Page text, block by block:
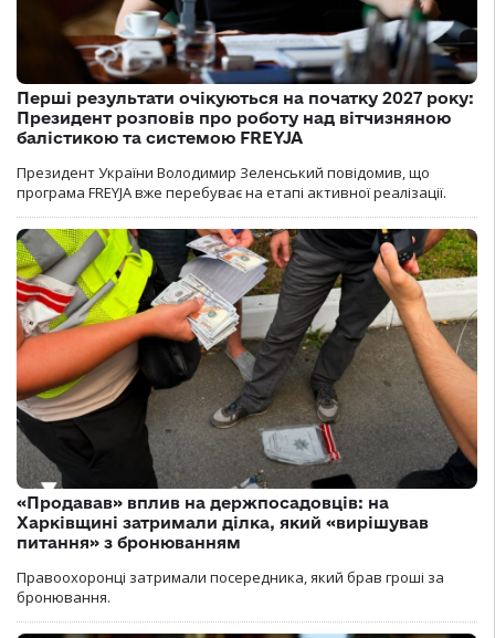
Перші результати очікуються на початку 2027 року:
Президент розповів про роботу над вітчизняною
балістикою та системою FREYJA
Президент України Володимир Зеленський повідомив, що
програма FREYJA вже перебуває на етапі активної реалізації.
«Продавав» вплив на держпосадовців: на
Харківщині затримали ділка, який «вирішував
питання» з бронюванням
Правоохоронці затримали посередника, який брав гроші за
бронювання.